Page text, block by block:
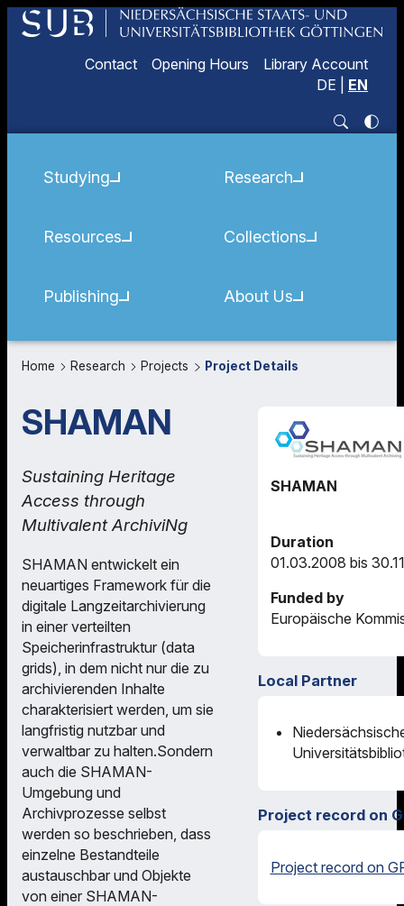
Contact Opening Hours
Library Account
DE
EN
Studying
Resources
Publishing
Research
Collections
About Us
Home Research Projects Project Details
SHAMAN
Sustaining Heritage
Access through
Multivalent ArchiviNg
SHAMAN entwickelt ein
neuartiges Framework für die
digitale Langzeitarchivierung
in einer verteilten
Speicherinfrastruktur (data
grids), in dem nicht nur die zu
archivierenden Inhalte
charakterisiert werden, um sie
langfristig nutzbar und
verwaltbar zu halten.Sondern
auch die SHAMAN-
Umgebung und
Archivprozesse selbst
werden so beschrieben, dass
einzelne Bestandteile
austauschbar und Objekte
von einer SHAMAN-
SHAMAN
Duration
01.03.2008 bis
Funded by
Europäische
Local Partner
Project record on
Project record on